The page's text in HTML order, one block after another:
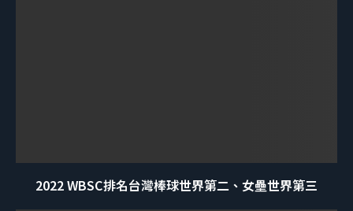
2022 WBSC排名台灣棒球世界第二、女壘世界第三